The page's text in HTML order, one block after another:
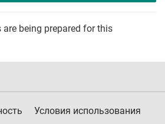
being prepared for this
Условия использования